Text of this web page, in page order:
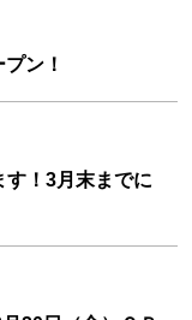
ン！
す！3月末までに